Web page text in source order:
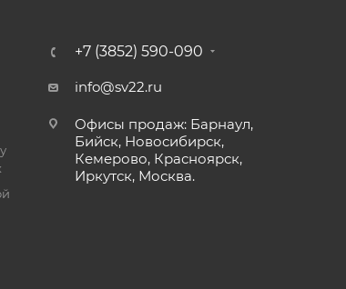
+7 (3852) 590-090
info@sv22.ru
Офисы продаж: Барнаул,
Бийск, Новосибирск,
Кемерово, Красноярск,
Иркутск, Москва.